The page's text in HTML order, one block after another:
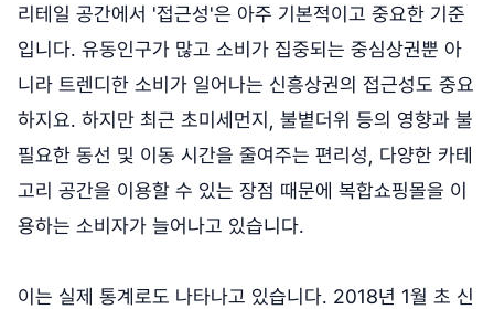
리테일 공간에서 '접근성'은 아주 기본적이고 중요한 기준
입니다. 유동인구가 많고 소비가 집중되는 중심상권뿐 아
니라 트렌디한 소비가 일어나는 신흥상권의 접근성도 중요
하지요. 하지만 최근 초미세먼지, 불볕더위 등의 영향과 불
필요한 동선 및 이동 시간을 줄여주는 편리성, 다양한 카테
고리 공간을 이용할 수 있는 장점 때문에 복합쇼핑몰을 이
용하는 소비자가 늘어나고 있습니다.
이는 실제 통계로도 나타나고 있습니다. 2018년 1월 초 신